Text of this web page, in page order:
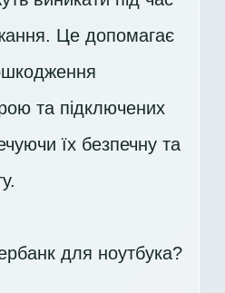
Це допомагає
та підключених
їх безпечну та
для ноутбука?